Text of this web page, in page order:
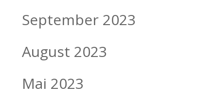
September 2023
August 2023
Mai 2023